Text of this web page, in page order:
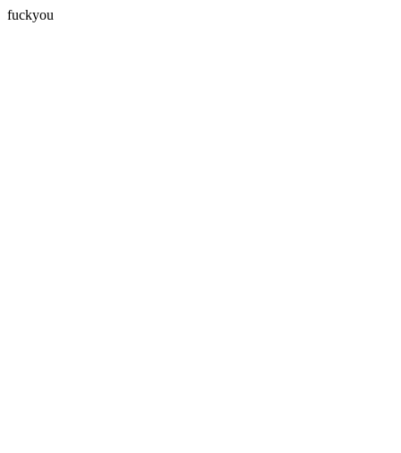
fuckyou